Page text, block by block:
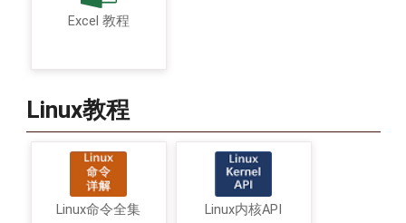
Excel 教程
Linux教程
Linux命令全集 Linux内核API